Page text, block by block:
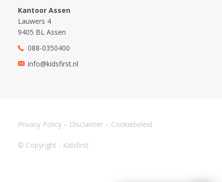
Kantoor Assen
Lauwers 4
9405 BL Assen
088-0350400
info@kidsfirst.nl
© Copyright - Kidsfirst
Privacy Policy – Disclaimer – Cookiebeleid